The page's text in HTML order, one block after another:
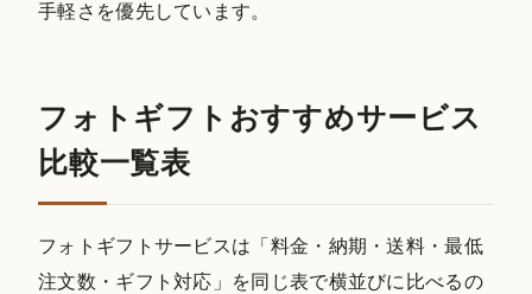
手軽さを優先しています。
フォトギフトおすすめサービス
比較一覧表
フォトギフトサービスは「料金・納期・送料・最低
注文数・ギフト対応」を同じ表で横並びに比べるの